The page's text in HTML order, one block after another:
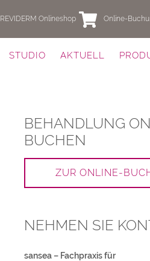
REVIDERM Onlineshop Online-
Inhalt
STUDIO AKTUELL
BEHANDLUNG
BUCHEN
ZUR ONLINE-
NEHMEN SIE
sansea – Fachpraxis für